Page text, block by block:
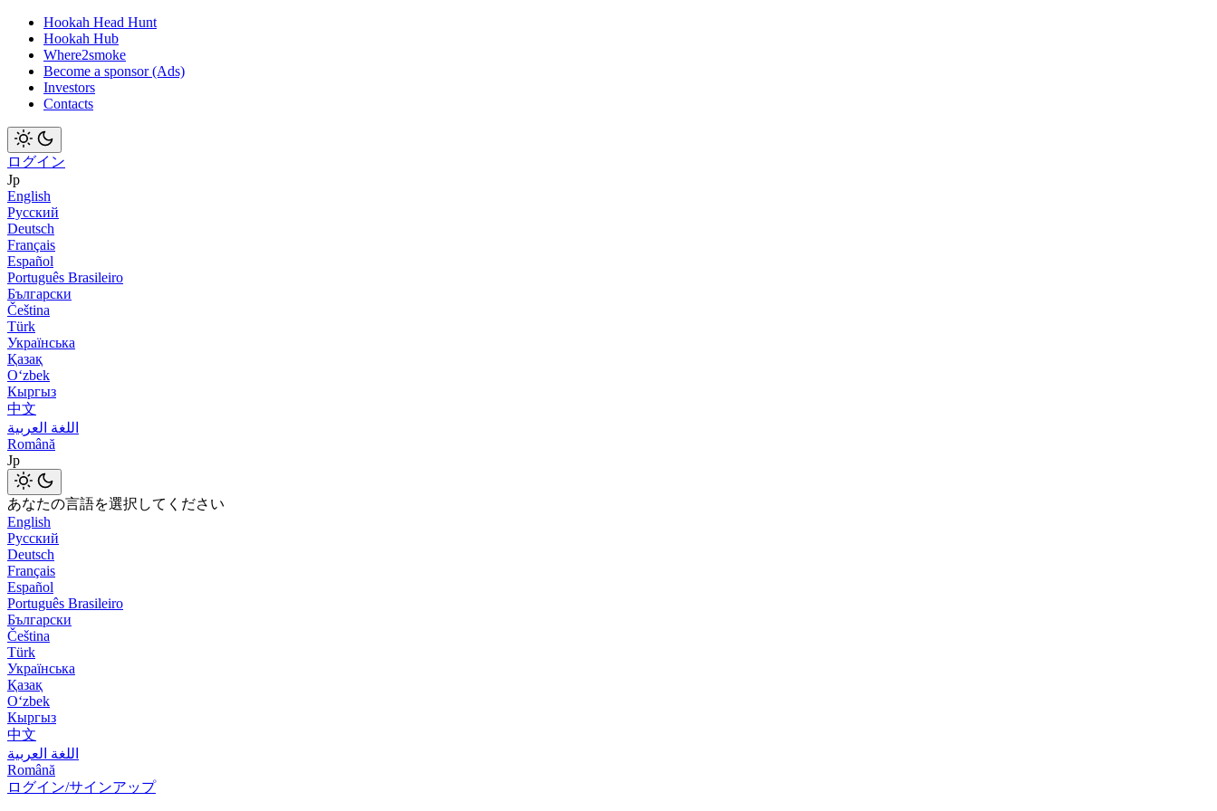
Hookah Head Hunt
Hookah Hub
Where2smoke
Become a sponsor (Ads)
Investors
Contacts
ログイン
Jp
English
Русский
Deutsch
Français
Español
Português Brasileiro
Български
Čeština
Türk
Українська
Қазақ
Оʻzbek
Кыргыз
中文
اللغة العربية
Română
Jp
あなたの言語を選択してください
English
Русский
Deutsch
Français
Español
Português Brasileiro
Български
Čeština
Türk
Українська
Қазақ
Оʻzbek
Кыргыз
中文
اللغة العربية
Română
ログイン/サインアップ